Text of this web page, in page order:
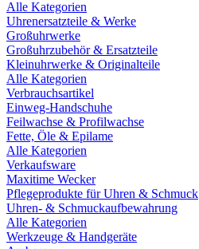
Alle Kategorien
Uhrenersatzteile & Werke
Großuhrwerke
Großuhrzubehör & Ersatzteile
Kleinuhrwerke & Originalteile
Alle Kategorien
Verbrauchsartikel
Einweg-Handschuhe
Feilwachse & Profilwachse
Fette, Öle & Epilame
Alle Kategorien
Verkaufsware
Maxitime Wecker
Pflegeprodukte für Uhren & Schmuck
Uhren- & Schmuckaufbewahrung
Alle Kategorien
Werkzeuge & Handgeräte